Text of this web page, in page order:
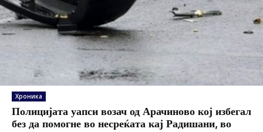
Хроника
Полицијата уапси возач од Арачиново кој избегал
без да помогне во несреќата кај Радишани, во